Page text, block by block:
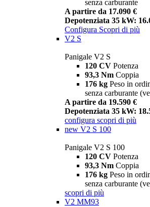
senza carburante
A partire da 17.090 €
Depotenziata 35 kW:
Configura Scopri di più
V2 S
Panigale V2 S
120 CV Potenza
93,3 Nm Coppia
176 kg Peso in
senza carburante
A partire da 19.590 €
Depotenziata 35 kW:
configura scopri di più
new V2 S 100
Panigale V2 S 100
120 CV Potenza
93,3 Nm Coppia
176 kg Peso in
senza carburante
scopri di più
V2 MM93